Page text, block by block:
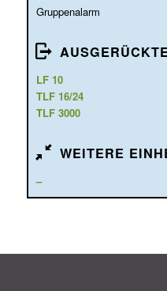
Gruppenalarm
LF 10
TLF 16/24
TLF 3000
WEITERE
–